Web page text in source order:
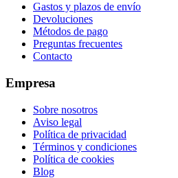
Gastos y plazos de envío
Devoluciones
Métodos de pago
Preguntas frecuentes
Contacto
Empresa
Sobre nosotros
Aviso legal
Política de privacidad
Términos y condiciones
Política de cookies
Blog